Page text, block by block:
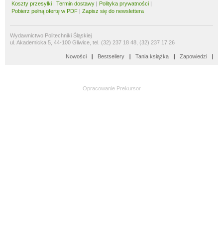
Koszty przesyłki | Termin dostawy | Polityka prywatności |
Pobierz pełną ofertę w PDF | Zapisz się do newslettera
Wydawnictwo Politechniki Śląskiej
ul. Akademicka 5, 44-100 Gliwice, tel. (32) 237 18 48, (32) 237 17 26
Nowości Bestsellery Tania książka Zapowiedzi
Opracowanie Prekursor